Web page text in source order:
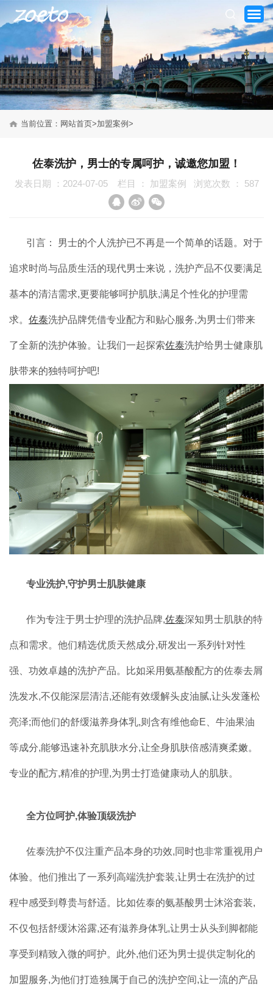
新闻资讯
加盟案例
品牌加盟
联系我们
当前位置： 网站首页>加盟案例 >
佐泰洗护，男士的专属呵护，诚邀您加盟！
发表日期 ：2024-07-05 栏目 ： 加盟案例 浏览次数 ： 587
引言： 男士的个人洗护已不再是一个简单的话题。对于
追求时尚与品质生活的现代男士来说，洗护产品不仅要满足
基本的清洁需求,更要能够呵护肌肤,满足个性化的护理需
求。 佐泰洗护品牌凭借专业配方和贴心服务,为男士们带来
了全新的洗护体验。让我们一起探索佐泰洗护给男士健康肌
肤带来的独特呵护吧!
专业洗护,守护男士肌肤健康
作为专注于男士护理的洗护品牌,佐泰深知男士肌肤的特
点和需求。他们精选优质天然成分,研发出一系列针对性
强、功效卓越的洗护产品。比如采用氨基酸配方的佐泰去屑
洗发水,不仅能深层清洁,还能有效缓解头皮油腻,让头发蓬松
亮泽;而他们的舒缓滋养身体乳,则含有维他命E、牛油果油
等成分,能够迅速补充肌肤水分,让全身肌肤倍感清爽柔嫩。
专业的配方,精准的护理,为男士打造健康动人的肌肤。
全方位呵护,体验顶级洗护
佐泰洗护不仅注重产品本身的功效,同时也非常重视用户
体验。他们推出了一系列高端洗护套装,让男士在洗护的过
程中感受到尊贵与舒适。比如佐泰的氨基酸男士沐浴套装,
不仅包括舒缓沐浴露,还有滋养身体乳,让男士从头到脚都能
享受到精致入微的呵护。此外,他们还为男士提供定制化的
加盟服务,为他们打造独属于自己的洗护空间,让一流的产品